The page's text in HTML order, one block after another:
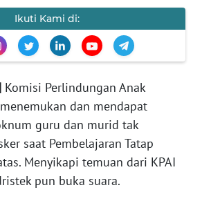
Ikuti Kami di:
| Komisi Perlindungan Anak
dan mendapat
guru dan murid tak
saat Pembelajaran Tatap
Menyikapi temuan dari KPAI
pun buka suara.